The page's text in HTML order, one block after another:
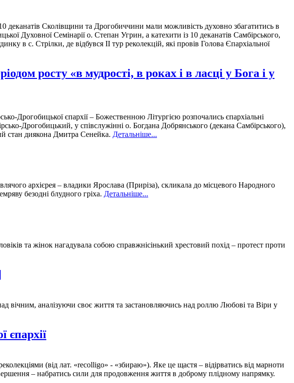
деканатів Сколівщини та Дрогобиччини мали можливість духовно збагатитись в
Духовної Семінарії о. Степан Угрин, а катехити із 10 деканатів Самбірського,
в с. Стрілки, де відбувся ІІ тур реколекцій, які провів Голова Єпархіальної
росту «в мудрості, в роках і в ласці у Бога і у
Дрогобицької єпархії – Божественною Літургією розпочались єпархіальні
Дрогобицький, у співслужінні о. Богдана Добрянського (декана Самбірського),
стан диякона Дмитра Сенейка. Детальніше...
архієрея – владики Ярослава (Приріза), скликала до місцевого Народного
безодні блудного гріха. Детальніше...
та жінок нагадувала собою справжнісінький хрестовий похід – протест проти
вічним, аналізуючи своє життя та застановляючись над роллю Любові та Віри у
єпархії
(від лат. «recolligo» - «збираю»). Яке це щастя – відірватись від марноти
– набратись сили для продовження життя в доброму плідному напрямку.